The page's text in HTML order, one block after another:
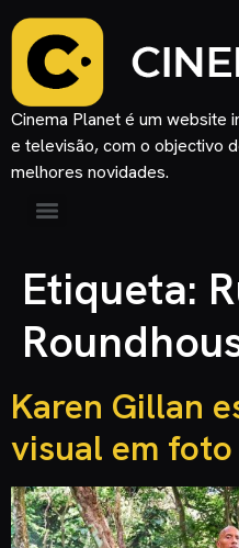
Cinema Planet é um website
e televisão, com o objectivo
melhores novidades.
Etiqueta:
Karen Gillan
visual em